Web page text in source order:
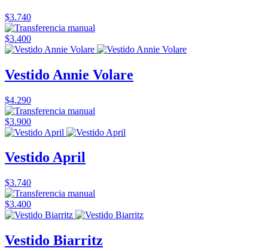
$3.740
$3.400
Vestido Annie Volare
$4.290
$3.900
Vestido April
$3.740
$3.400
Vestido Biarritz